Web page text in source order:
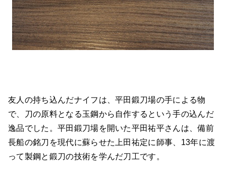
友人の持ち込んだナイフは、平田鍛刀場の手による物
で、刀の原料となる玉鋼から自作するという手の込んだ
逸品でした。平田鍛刀場を開いた平田祐平さんは、備前
長船の銘刀を現代に蘇らせた上田祐定に師事、13年に渡
って製鋼と鍛刀の技術を学んだ刀工です。